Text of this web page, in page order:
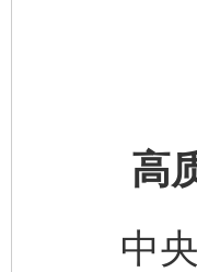
高质
中央